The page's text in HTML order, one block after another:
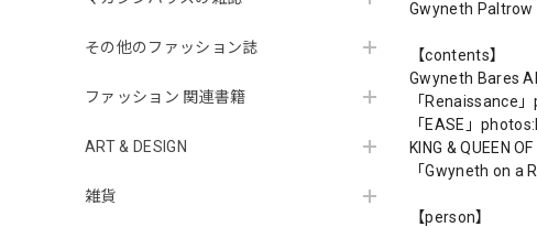
その他のファッション誌
ファッション 関連書籍
ART & DESIGN
雑貨
Gwyneth Paltrow
【contents】
Gwyneth Bares All
「Renaissance
「EASE」
KING & QUEEN
「Gwyneth on a
【person】